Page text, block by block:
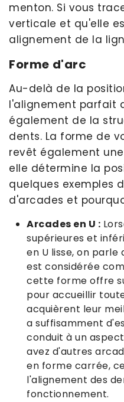
menton. Si vous
verticale et qu'elle
alignement de la
Forme d'arc
Au-delà de la
l'alignement parfait
également de la
dents. La forme de
revêt également
elle détermine la
quelques exemples
d'arcades et
Arcades en U :
supérieures et
en U lisse, on parle
est considérée
cette forme offre
pour accueillir
acquièrent leur
a suffisamment
conduit à un
avez d'autres
en forme carrée,
l'alignement des
fonctionnement.